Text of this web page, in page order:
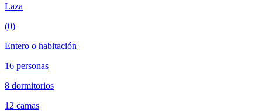
Laza
(0)
Entero o habitación
16 personas
8 dormitorios
12 camas